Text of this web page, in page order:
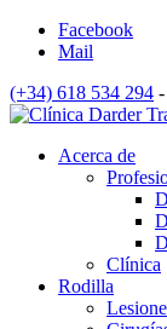
Facebook
Mail
(+34) 618 534 294 -
Acerca de
Clínica
Rodilla